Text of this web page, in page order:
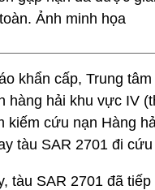
toàn. Ảnh minh họa
khẩn cấp, Trung
hàng hải khu vực IV
kiếm cứu nạn Hàng
tàu SAR 2701 đi cứu
tàu SAR 2701 đã